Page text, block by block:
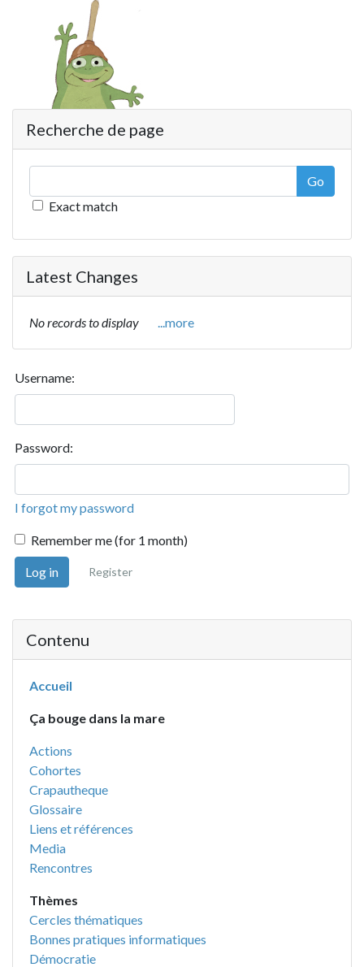
Recherche de page
Go
Exact match
Latest Changes
No records to display ...more
Username:
Password:
I forgot my password
Remember me (for 1 month)
Log in Register
Contenu
Accueil
Ça bouge dans la mare
Actions
Cohortes
Crapautheque
Glossaire
Liens et références
Media
Rencontres
Thèmes
Cercles thématiques
Bonnes pratiques informatiques
Démocratie